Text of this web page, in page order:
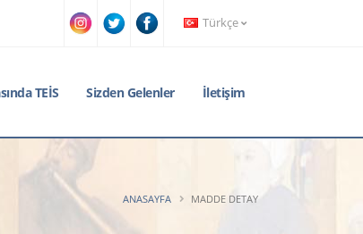
Türkçe
TEİS Sizden Gelenler İletişim
ANASAYFA MADDE DETAY